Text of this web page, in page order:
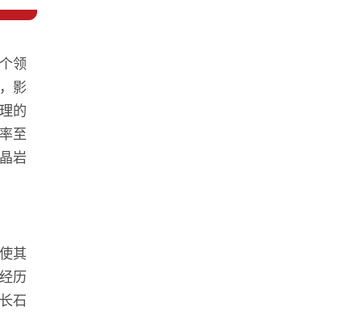
领
影
的
至
岩
其
历
石